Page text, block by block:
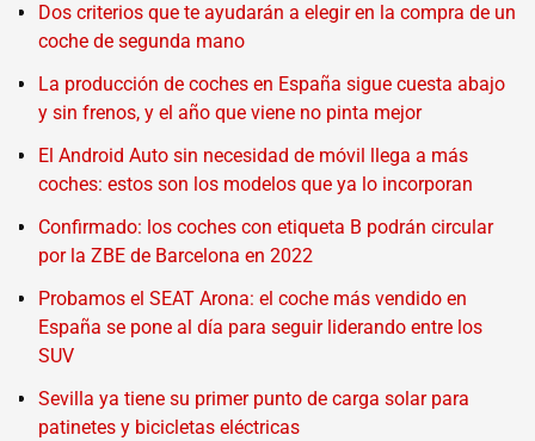
Dos criterios que te ayudarán a elegir en la compra de un
coche de segunda mano
La producción de coches en España sigue cuesta abajo
y sin frenos, y el año que viene no pinta mejor
El Android Auto sin necesidad de móvil llega a más
coches: estos son los modelos que ya lo incorporan
Confirmado: los coches con etiqueta B podrán circular
por la ZBE de Barcelona en 2022
Probamos el SEAT Arona: el coche más vendido en
España se pone al día para seguir liderando entre los
SUV
Sevilla ya tiene su primer punto de carga solar para
patinetes y bicicletas eléctricas